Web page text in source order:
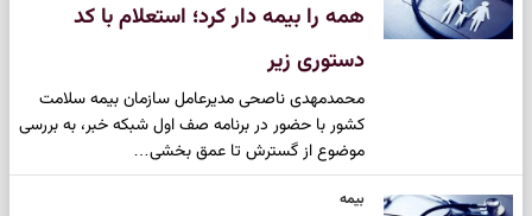
همه را بیمه دار کرد؛ استعلام با کد
دستوری زیر
محمدمهدی ناصحی مدیرعامل سازمان بیمه سلامت
کشور با حضور در برنامه صف اول شبکه خبر، به بررسی
موضوع از گسترش تا عمق بخشی…
بیمه